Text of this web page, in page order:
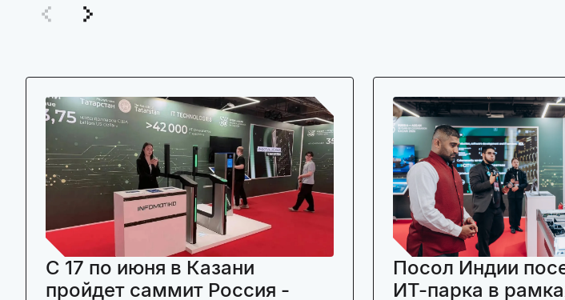
C 17 по июня в Казани
пройдет саммит Россия -
Посол Индии
ИТ-парка в